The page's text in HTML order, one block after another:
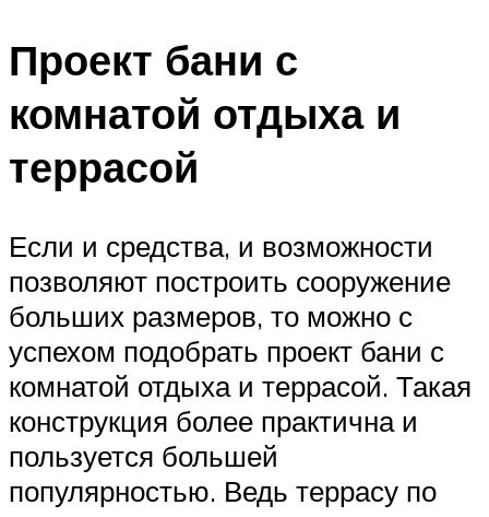
Проект бани с
комнатой отдыха и
террасой
Если и средства, и возможности
позволяют построить сооружение
больших размеров, то можно с
успехом подобрать проект бани с
комнатой отдыха и террасой. Такая
конструкция более практична и
пользуется большей
популярностью. Ведь террасу по